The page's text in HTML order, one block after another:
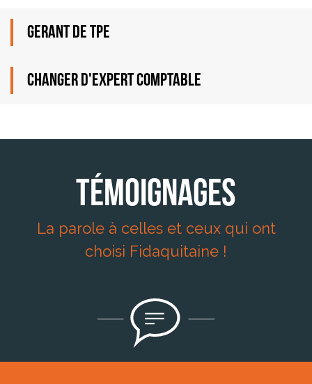
GERANT DE TPE
CHANGER D'EXPERT COMPTABLE
Témoignages
La parole à celles et ceux qui ont
choisi Fidaquitaine !